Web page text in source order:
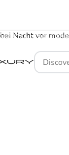
Schloss Roxburghe